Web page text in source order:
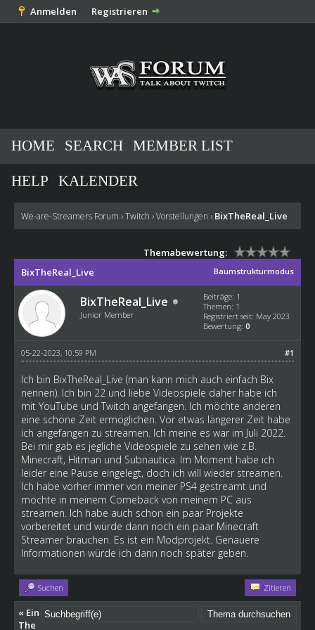
Anmelden Registrieren
HOME SEARCH MEMBER LIST
HELP KALENDER
We-are-Streamers Forum ›Twitch ›Vorstellungen › BixTheReal_Live
Themabewertung:
Baumstrukturmodus
BixTheReal_Live
BixTheReal_Live
Junior Member
Beiträge: 1
Themen: 1
Registriert seit: May 2023
Bewertung:0
#1
05-22-2023, 10:59 PM
Ich bin BixTheReal_Live (man kann mich auch einfach Bix
nennen). Ich bin 22 und liebe Videospiele daher habe ich
mit YouTube und Twitch angefangen. Ich möchte anderen
eine schöne Zeit ermöglichen. Vor etwas längerer Zeit habe
ich angefangen zu streamen. Ich meine es war im Juli 2022.
Bei mir gab es jegliche Videospiele zu sehen wie z.B.
Minecraft, Hitman und Subnautica. Im Moment habe ich
leider eine Pause eingelegt, doch ich will wieder streamen.
Ich habe vorher immer von meiner PS4 gestreamt und
möchte in meinem Comeback von meinem PC aus
streamen. Ich habe auch schon ein paar Projekte
vorbereitet und würde dann noch ein paar Minecraft
Streamer brauchen. Es ist ein Modprojekt. Genauere
Informationen würde ich dann noch später geben.
Suchen Zitieren
« Ein
The